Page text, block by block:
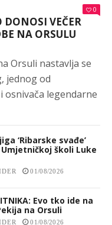
0
VEČER
NA ORSULU
Orsuli nastavlja se
jednog od
osnivača legendarne
‘Ribarske svađe’
školi Luke
01/08/2026
Evo tko ide na
na Orsuli
01/08/2026